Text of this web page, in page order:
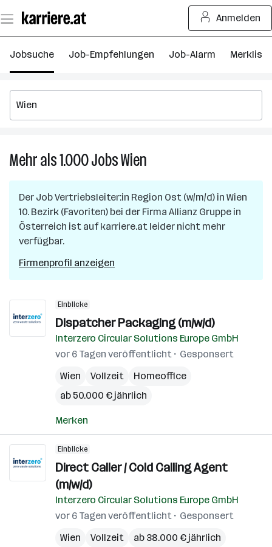
Seiteninhalt
springen
Anmelden
Jobsuche Job-Empfehlungen Job-Alarm Merkliste
Mehr als 1.000JobsWien
Jobs
in
Wien
Der JobVertriebsleiter:in Region Ost (w/m/d) in Wien
10. Bezirk (Favoriten) bei der Firma Allianz Gruppe in
Österreich ist auf karriere.at leider nicht mehr
verfügbar.
Firmenprofil anzeigen
Einblicke
Dispatcher Packaging (m/w/d)
Interzero Circular Solutions Europe GmbH
vor 6 Tagen veröffentlicht
Gesponsert
Wien
Vollzeit
Homeoffice
ab 50.000 € jährlich
Merken
Einblicke
Direct Caller / Cold Calling Agent
(m/w/d)
Interzero Circular Solutions Europe GmbH
vor 6 Tagen veröffentlicht
Gesponsert
Wien
Vollzeit ab 38.000 € jährlich